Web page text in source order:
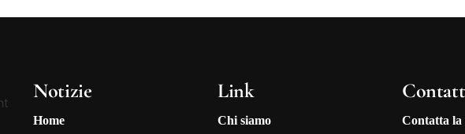
Notizie
Home
Link
Chi siamo Contatta la